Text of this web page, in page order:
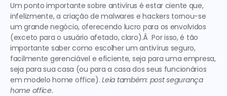
Um ponto importante sobre antivírus é estar ciente que,
infelizmente, a criação de malwares e hackers tornou-se
um grande negócio, oferecendo lucro para os envolvidos
(exceto para o usuário afetado, claro).Â  Por isso, é tão
importante saber como escolher um antivírus seguro,
facilmente gerenciável e eficiente, seja para uma empresa,
seja para sua casa (ou para a casa dos seus funcionários
em modelo home office). Leia também: post segurança
home office.